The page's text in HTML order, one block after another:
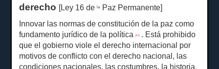
derecho [Ley 16 dela
Paz Permanente]
Innovar las normas de constitución de la paz como
fundamento jurídico de la política[47] . Está prohibido
que el gobierno viole el derecho internacional por
motivos de conflicto con el derecho nacional, las
condiciones nacionales, las costumbres, la historia,